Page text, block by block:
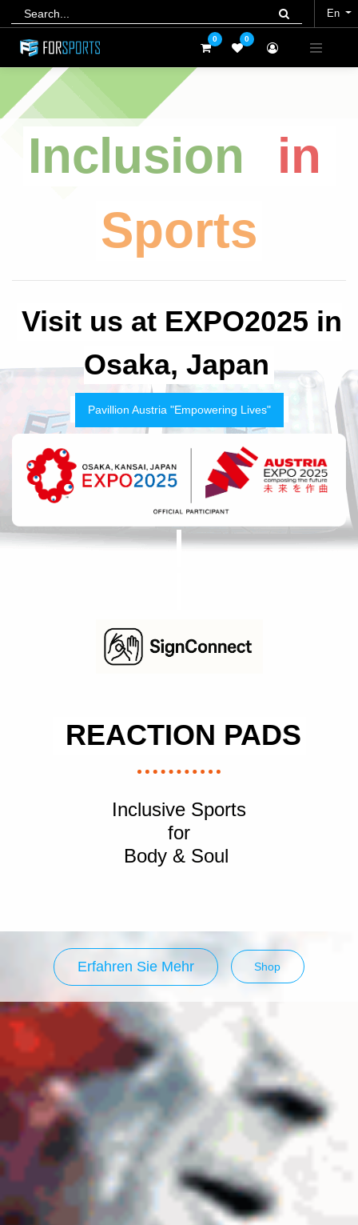
En
0 0
En
0 0
Inclusion
in
Sports
Visit us at EXPO2025 in
Osaka, Japan
Pavillion Austria "Empowering Lives"
REACTION PADS
Inclusive Sports
for
Body & Soul
Erfahren Sie Mehr Shop